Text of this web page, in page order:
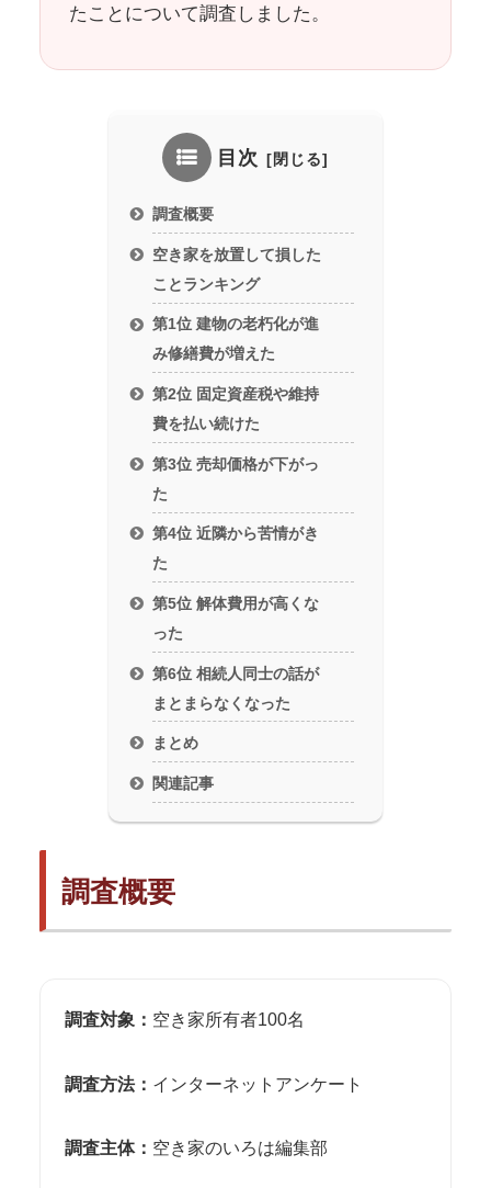
たことについて調査しました。
目次
調査概要
空き家を放置して損した
ことランキング
第1位 建物の老朽化が進
み修繕費が増えた
第2位 固定資産税や維持
費を払い続けた
第3位 売却価格が下がっ
た
第4位 近隣から苦情がき
た
第5位 解体費用が高くな
った
第6位 相続人同士の話が
まとまらなくなった
まとめ
関連記事
調査概要
調査対象： 空き家所有者100名
調査方法： インターネットアンケート
調査主体： 空き家のいろは編集部